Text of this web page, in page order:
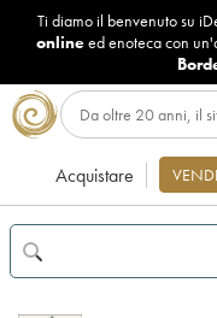
Ti diamo il benvenuto su
onlineed enoteca con
Acquistare